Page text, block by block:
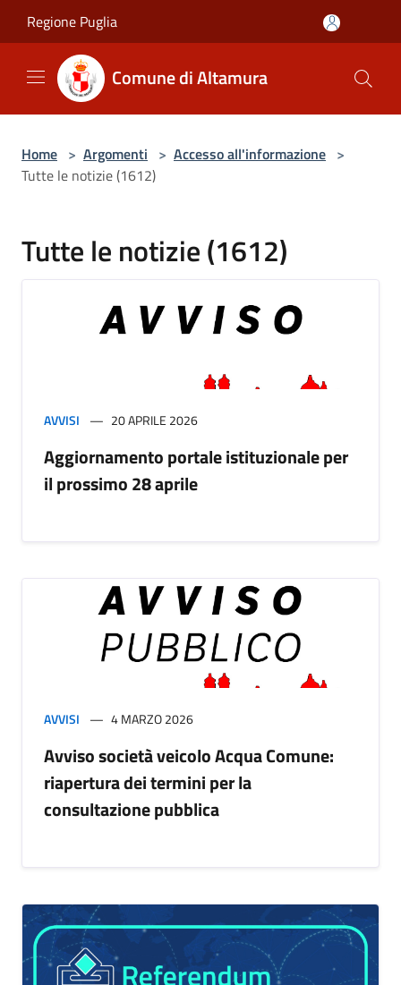
Regione Puglia
Comune di Altamura
Home > Argomenti > Accesso all'informazione >
Tutte le notizie (1612)
Tutte le notizie (1612)
AVVISI 20 APRILE 2026
Aggiornamento portale istituzionale per
il prossimo 28 aprile
AVVISI 4 MARZO 2026
Avviso società veicolo Acqua Comune:
riapertura dei termini per la
consultazione pubblica